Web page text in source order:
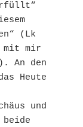
(Lk
mit mir
An den
Heute
und
beide